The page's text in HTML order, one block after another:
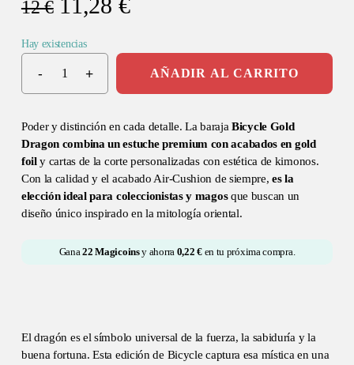
12€
original
era:
12 €.
actual
es:
11,28 €.
Hay existencias
AÑADIR AL CARRITO
Poder y distinción en cada detalle. La barajaBicycle Gold
Dragon combina un estuche premium con acabados en gold
foily cartas de la corte personalizadas con estética de kimonos.
Con la calidad y el acabado Air-Cushion de siempre, es la
elección ideal para coleccionistas y magosque buscan un
diseño único inspirado en la mitología oriental.
Gana22 Magicoinsy ahorra 0,22€en tu próxima compra.
El dragón es el símbolo universal de la fuerza, la sabiduría y la
buena fortuna. Esta edición de Bicycle captura esa mística en una